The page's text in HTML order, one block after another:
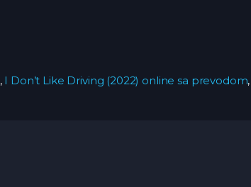
, I Don’t Like Driving (2022) online sa prevodom,